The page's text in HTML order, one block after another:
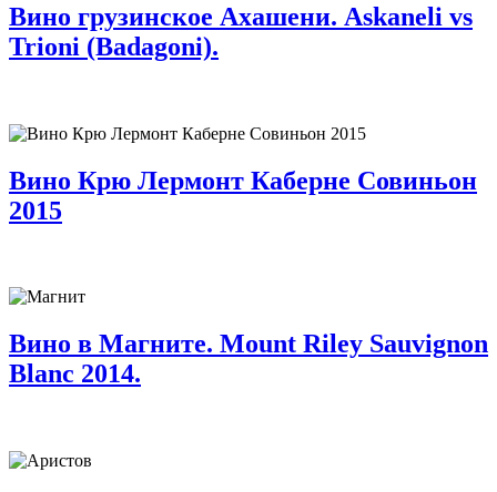
Вино грузинское Ахашени. Askaneli vs
Trioni (Badagoni).
Вино Крю Лермонт Каберне Совиньон
2015
Вино в Магните. Mount Riley Sauvignon
Blanc 2014.